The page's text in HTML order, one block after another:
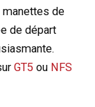
manettes de
de départ
GT5 ou NFS